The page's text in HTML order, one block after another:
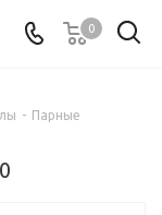
0
- Парные